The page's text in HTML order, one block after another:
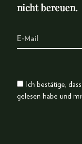
nicht bereuen.
Ich bestätige,
gelesen habe und